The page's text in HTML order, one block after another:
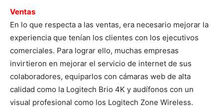
Ventas
En lo que respecta a las ventas, era necesario mejorar la
experiencia que tenían los clientes con los ejecutivos
comerciales. Para lograr ello, muchas empresas
invirtieron en mejorar el servicio de internet de sus
colaboradores, equiparlos con cámaras web de alta
calidad como la Logitech Brio 4K y audífonos con un
visual profesional como los Logitech Zone Wireless.